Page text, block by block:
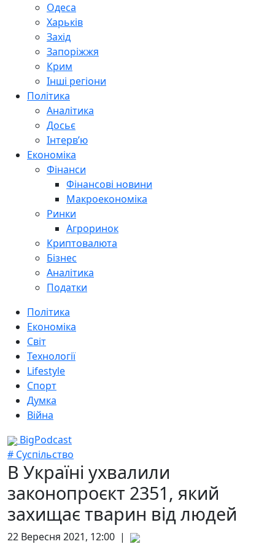
Одеса
Харьків
Захід
Запоріжжя
Крим
Інші регіони
Політика
Аналітика
Досьє
Інтерв’ю
Економіка
Фінанси
Фінансові новини
Макроекономіка
Ринки
Агроринок
Криптовалюта
Бізнес
Аналітика
Податки
Політика
Економіка
Світ
Технології
Lifestyle
Спорт
Думка
Війна
BigPodcast
# Суспільство
В Україні ухвалили
законопроєкт 2351, який
захищає тварин від людей
22 Вересня 2021, 12:00 |